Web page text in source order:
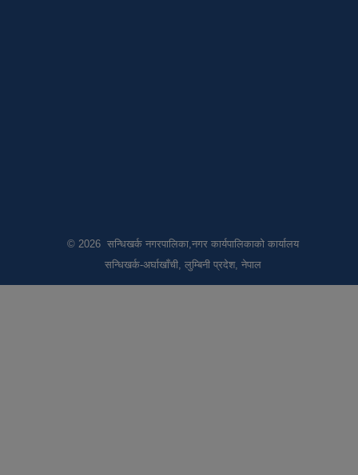
© 2026 सन्धिखर्क नगरपालिका,नगर कार्यपालिकाको कार्यालय
सन्धिखर्क-अर्घाखाँची, लुम्बिनी प्रदेश, नेपाल